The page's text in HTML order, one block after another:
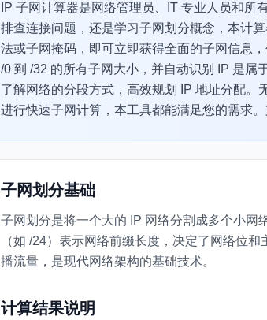
IP 子网计算器是网络管理员、IT 专业人员和所
排查连接问题，还是学习子网划分概念，本计
法或子网掩码，即可立即获得全面的子网信息
/0 到 /32 的所有子网大小，并自动识别 IP 是属
了解网络的分段方式，高效规划 IP 地址分配
进行快速子网计算，本工具都能满足您的需求
子网划分基础
子网划分是将一个大的 IP 网络分割成多个小
（如 /24）表示网络前缀长度，决定了网络位
播流量，是现代网络架构的基础技术。
计算结果说明